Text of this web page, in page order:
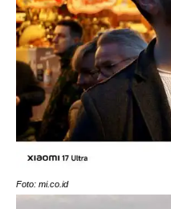
Foto: mi.co.id